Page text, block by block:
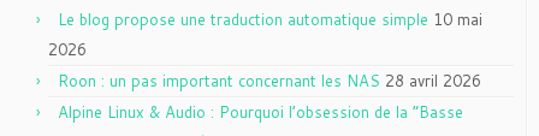
Le blog propose une traduction automatique simple 10 mai
2026
Roon : un pas important concernant les NAS 28 avril 2026
Alpine Linux & Audio : Pourquoi l’obsession de la “Basse